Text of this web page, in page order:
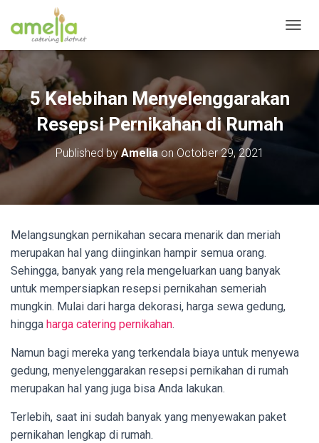
O
5 Kelebihan Menyelenggarakan
Resepsi Pernikahan di Rumah
Published byAmeliaon October 29, 2021
Melangsungkan pernikahan secara menarik dan meriah
merupakan hal yang diinginkan hampir semua orang.
Sehingga, banyak yang rela mengeluarkan uang banyak
untuk mempersiapkan resepsi pernikahan semeriah
mungkin. Mulai dari harga dekorasi, harga sewa gedung,
hingga harga catering pernikahan.
Namun bagi mereka yang terkendala biaya untuk menyewa
gedung, menyelenggarakan resepsi pernikahan di rumah
merupakan hal yang juga bisa Anda lakukan.
Terlebih, saat ini sudah banyak yang menyewakan paket
pernikahan lengkap di rumah.